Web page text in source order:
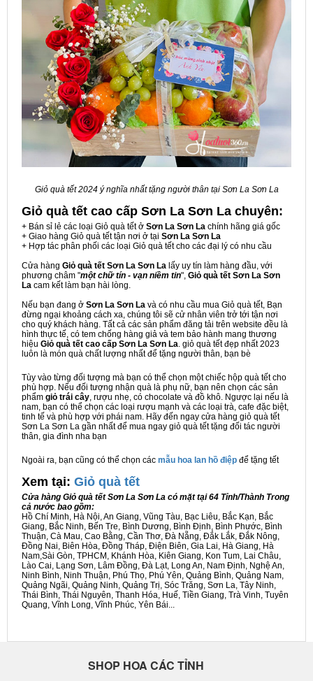
Giỏ quà tết 2024 ý nghĩa nhất tặng người thân tại Sơn La Sơn La
Giỏ quà tết cao cấp Sơn La Sơn La chuyên:
+ Bán sỉ lẻ các loại Giỏ quà tết ở Sơn La Sơn La chính hãng giá gốc
+ Giao hàng Giỏ quà tết tận nơi ở tại Sơn La Sơn La
+ Hợp tác phân phối các loại Giỏ quà tết cho các đại lý có nhu cầu
Cửa hàng Giỏ quà tết Sơn La Sơn La lấy uy tín làm hàng đầu, với
phương châm "một chữ tín - vạn niềm tin", Giỏ quà tết Sơn La Sơn
La cam kết làm bạn hài lòng.
Nếu bạn đang ở Sơn La Sơn La và có nhu cầu mua Giỏ quà tết, Bạn
đừng ngại khoảng cách xa, chúng tôi sẽ cử nhân viên trở tới tận nơi
cho quý khách hàng. Tất cả các sản phẩm đăng tải trên website đều là
hình thực tế, có tem chống hàng giả và tem bảo hành mang thương
hiệu Giỏ quà tết cao cấp Sơn La Sơn La. giỏ quà tết đẹp nhất 2023
luôn là món quà chất lượng nhất để tặng người thân, bạn bè
Tùy vào từng đối tượng mà bạn có thể chọn một chiếc hộp quà tết cho
phù hợp. Nếu đối tượng nhận quà là phụ nữ, bạn nên chọn các sản
phẩm giỏ trái cây, rượu nhẹ, có chocolate và đồ khô. Ngược lại nếu là
nam, bạn có thể chọn các loại rượu mạnh và các loại trà, cafe đặc biệt,
tinh tế và phù hợp với phái nam. Hãy đến ngay cửa hàng giỏ quà tết
Sơn La Sơn La gần nhất để mua ngay giỏ quà tết tặng đối tác người
thân, gia đình nha bạn
Ngoài ra, bạn cũng có thể chọn các mẫu hoa lan hồ điệp để tặng tết
Xem tại: Giỏ quà tết
Cửa hàng Giỏ quà tết Sơn La Sơn La có mặt tại 64 Tỉnh/Thành Trong
cả nước bao gồm:
Hồ Chí Minh, Hà Nội, An Giang, Vũng Tàu, Bạc Liêu, Bắc Kạn, Bắc
Giang, Bắc Ninh, Bến Tre, Bình Dương, Bình Định, Bình Phước, Bình
Thuận, Cà Mau, Cao Bằng, Cần Thơ, Đà Nẵng, Đắk Lắk, Đắk Nông,
Đồng Nai, Biên Hòa, Đồng Tháp, Điện Biên, Gia Lai, Hà Giang, Hà
Nam,Sài Gòn, TPHCM, Khánh Hòa, Kiên Giang, Kon Tum, Lai Châu,
Lào Cai, Lạng Sơn, Lâm Đồng, Đà Lạt, Long An, Nam Định, Nghệ An,
Ninh Bình, Ninh Thuận, Phú Thọ, Phú Yên, Quảng Bình, Quảng Nam,
Quảng Ngãi, Quảng Ninh, Quảng Trị, Sóc Trăng, Sơn La, Tây Ninh,
Thái Bình, Thái Nguyên, Thanh Hóa, Huế, Tiền Giang, Trà Vinh, Tuyên
Quang, Vĩnh Long, Vĩnh Phúc, Yên Bái...
SHOP HOA CÁC TỈNH